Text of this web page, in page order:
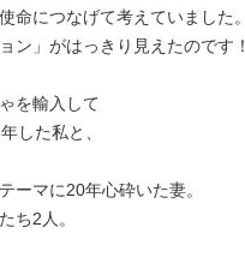
につなげて考えていました。
ン」がはっきり見えたのです！
を輸入して
した私と、
ーマに20年心砕いた妻。
ち2人。